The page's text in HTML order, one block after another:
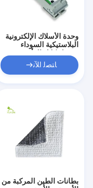
وحدة الأسلاك الإلكترونية
البلاستيكية السوداء
لصندوق التحكم في
الجهاز
ﺎﺘﺼﻟ ﺍﻶﻧ
بطانات الطين المركبة من